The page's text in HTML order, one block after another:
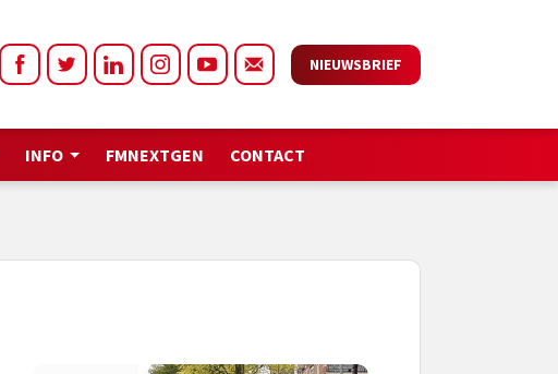
NIEUWSBRIEF
INFO FMNEXTGEN CONTACT